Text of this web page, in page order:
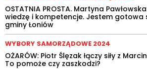
OSTATNIA PROSTA. Martyna
wiedzę i kompetencje. Jestem gotowa
gminy Łoniów
WYBORY SAMORZĄDOWE 2024
OŻARÓW: Piotr Ślęzak łączy siły z
To pomoże czy zaszkodzi?